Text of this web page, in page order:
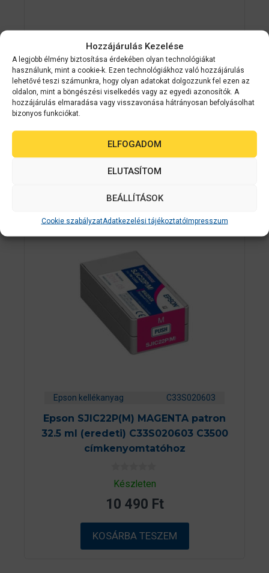
Hozzájárulás Kezelése
A legjobb élmény biztosítása érdekében olyan technológiákat
használunk, mint a cookie-k. Ezen technológiákhoz való hozzájárulás
lehetővé teszi számunkra, hogy olyan adatokat dolgozzunk fel ezen az
oldalon, mint a böngészési viselkedés vagy az egyedi azonosítók. A
hozzájárulás elmaradása vagy visszavonása hátrányosan befolyásolhat
bizonyos funkciókat.
ELFOGADOM
ELUTASÍTOM
BEÁLLÍTÁSOK
Cookie szabályzatAdatkezelési tájékoztatóImpresszum
Epson kellékanyag C33S020596
EPSON Maintenance Box C33S020596
C7500G/C8000E címkenyomtatóhoz
z
5
-
b
ő
l
12 990Ft
KOSÁRBA TESZEM
Epson kellékanyag C33S020603
Epson SJIC22P(M) MAGENTA patron
32.5 ml (eredeti) C33S020603 C3500
címkenyomtatóhoz
0
a
5
b
ő
l
Készleten
10 490 Ft
KOSÁRBA TESZEM